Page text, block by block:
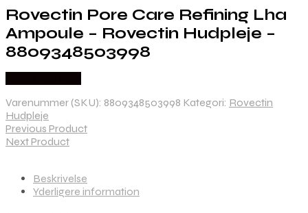
Rovectin Pore Care Refining Lha
Ampoule – Rovectin Hudpleje –
8809348503998
Varenummer (SKU): 8809348503998 Kategori: Rovectin
Hudpleje
Previous Product
Next Product
Beskrivelse
Yderligere information